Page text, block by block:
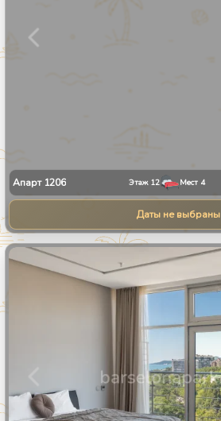
Апарт 1206 Этаж 12 Мест 4
Даты не выбраны
1/27